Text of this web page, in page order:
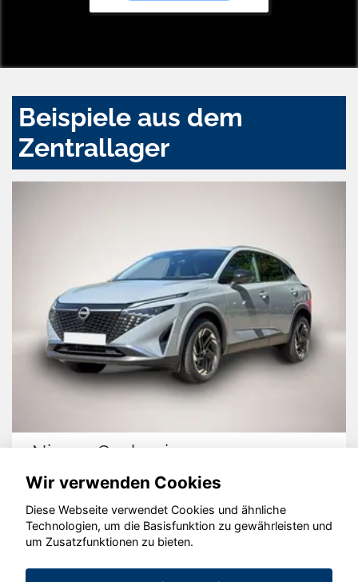
Beispiele aus dem
Zentrallager
Nissan Qashqai
© konjunkturmotor.de GmbH 2020 - 2026
Wir verwenden Cookies
Diese Webseite verwendet Cookies und ähnliche
Technologien, um die Basisfunktion zu gewährleisten und
um Zusatzfunktionen zu bieten.